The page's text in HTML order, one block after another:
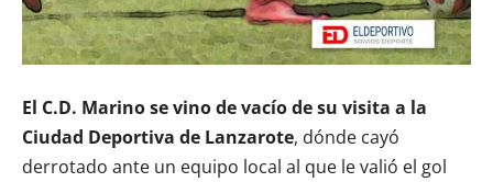
El C.D. Marino se vino de vacío de su visita a la
Ciudad Deportiva de Lanzarote, dónde cayó
derrotado ante un equipo local al que le valió el gol